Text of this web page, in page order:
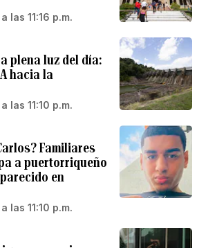
las 11:16 p.m.
plena luz del día:
hacia la
las 11:10 p.m.
Familiares
a puertorriqueño
en
las 11:10 p.m.